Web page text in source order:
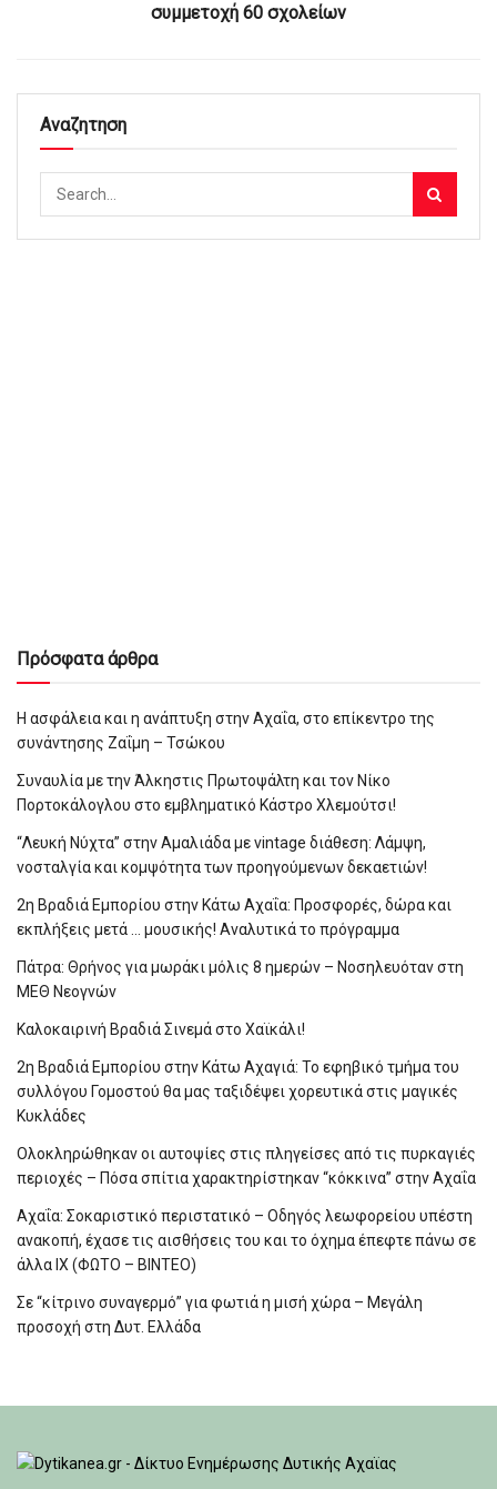
συμμετοχή 60 σχολείων
Αναζητηση
Πρόσφατα άρθρα
Η ασφάλεια και η ανάπτυξη στην Αχαΐα, στο επίκεντρο της
συνάντησης Ζαΐμη – Τσώκου
Συναυλία με την Άλκηστις Πρωτοψάλτη και τον Νίκο
Πορτοκάλογλου στο εμβληματικό Κάστρο Χλεμούτσι!
“Λευκή Νύχτα” στην Αμαλιάδα με vintage διάθεση: Λάμψη,
νοσταλγία και κομψότητα των προηγούμενων δεκαετιών!
2η Βραδιά Εμπορίου στην Κάτω Αχαΐα: Προσφορές, δώρα και
εκπλήξεις μετά … μουσικής! Αναλυτικά το πρόγραμμα
Πάτρα: Θρήνος για μωράκι μόλις 8 ημερών – Νοσηλευόταν στη
ΜΕΘ Νεογνών
Καλοκαιρινή Βραδιά Σινεμά στο Χαϊκάλι!
2η Βραδιά Εμπορίου στην Κάτω Αχαγιά: Το εφηβικό τμήμα του
συλλόγου Γομοστού θα μας ταξιδέψει χορευτικά στις μαγικές
Κυκλάδες
Ολοκληρώθηκαν οι αυτοψίες στις πληγείσες από τις πυρκαγιές
περιοχές – Πόσα σπίτια χαρακτηρίστηκαν “κόκκινα” στην Αχαΐα
Αχαΐα: Σοκαριστικό περιστατικό – Οδηγός λεωφορείου υπέστη
ανακοπή, έχασε τις αισθήσεις του και το όχημα έπεφτε πάνω σε
άλλα ΙΧ (ΦΩΤΟ – ΒΙΝΤΕΟ)
Σε “κίτρινο συναγερμό” για φωτιά η μισή χώρα – Μεγάλη
προσοχή στη Δυτ. Ελλάδα